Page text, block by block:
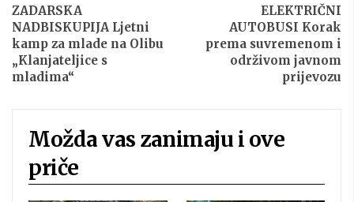
ZADARSKA
NADBISKUPIJA Ljetni
kamp za mlade na Olibu
„Klanjateljice s
mladima“
ELEKTRIČNI
AUTOBUSI Korak
prema suvremenom i
održivom javnom
prijevozu
Možda vas zanimaju i ove
priče